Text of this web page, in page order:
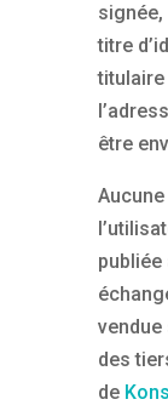
signée,
titre
titulaire
être
publiée
vendue
des
de